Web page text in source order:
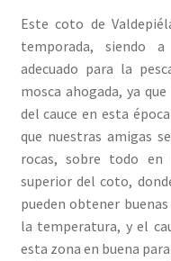
Este coto de
temporada, siendo
adecuado para la
mosca ahogada, ya
del cauce en esta
que nuestras amigas
rocas, sobre todo
superior del coto,
pueden obtener
la temperatura, y el
esta zona en buena